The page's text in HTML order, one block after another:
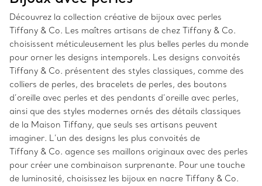
Découvrez la collection créative de bijoux avec perles
Tiffany & Co. Les maîtres artisans de chez Tiffany & Co.
choisissent méticuleusement les plus belles perles du monde
pour orner les designs intemporels. Les designs convoités
Tiffany & Co. présentent des styles classiques, comme des
colliers de perles, des bracelets de perles, des boutons
d’oreille avec perles et des pendants d’oreille avec perles,
ainsi que des styles modernes ornés des détails classiques
de la Maison Tiffany, que seuls ses artisans peuvent
imaginer. L’un des designs les plus convoités de
Tiffany & Co. agence ses maillons originaux avec des perles
pour créer une combinaison surprenante. Pour une touche
de luminosité, choisissez les bijoux en nacre Tiffany & Co.